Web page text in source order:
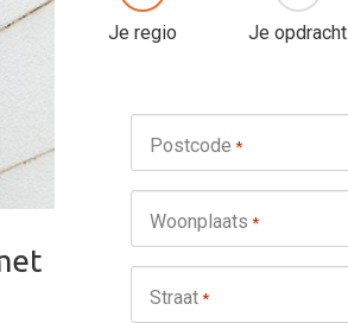
Je regio Je opdracht
Postcode *
Woonplaats *
Straat *